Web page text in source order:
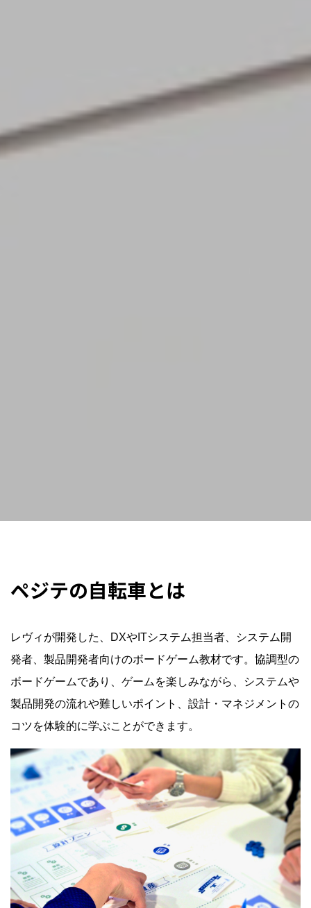
ペジテの自転車とは
レヴィが開発した、DXやITシステム担当者、システム開
発者、製品開発者向けのボードゲーム教材です。協調型の
ボードゲームであり、ゲームを楽しみながら、システムや
製品開発の流れや難しいポイント、設計・マネジメントの
コツを体験的に学ぶことができます。